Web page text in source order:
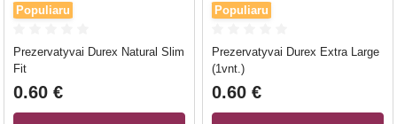
Populiaru
Prezervatyvai Durex Natural Slim
Fit
0.60 €
Populiaru
Prezervatyvai Durex Extra Large
(1vnt.)
0.60 €